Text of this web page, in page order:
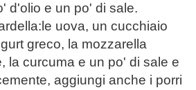
d'olio e un po' di sale.
uova, un cucchiaio
greco, la mozzarella
la curcuma e un po' di sale e
aggiungi anche i porri